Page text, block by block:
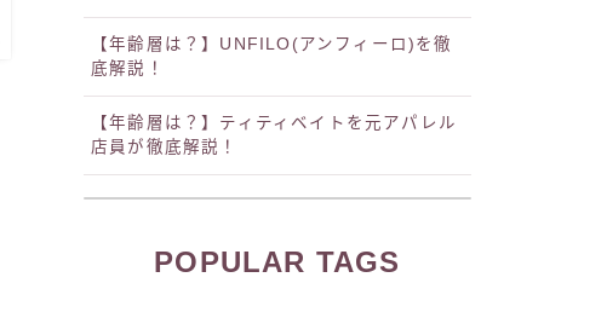
【年齢層は？】UNFILO(アンフィーロ)を徹
底解説！
【年齢層は？】ティティベイトを元アパレル
店員が徹底解説！
POPULAR TAGS